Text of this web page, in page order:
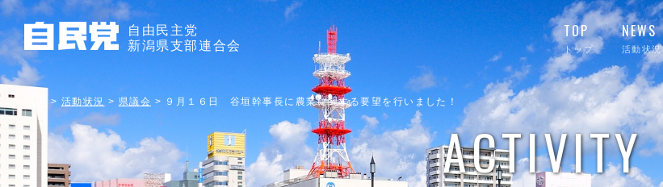
自由民主党
新潟県支部連合会
TOP
トップ
NEWS
活動状況
> 活動状況 > 県議会 > ９月１６日 谷垣幹事長に農業に関する要望を行いました！
ACTIVITY